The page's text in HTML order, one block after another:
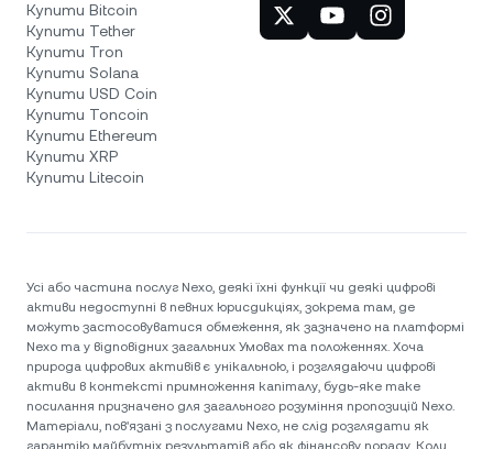
Купити Bitcoin
Купити Tether
Купити Tron
Купити Solana
Купити USD Coin
Купити Toncoin
Купити Ethereum
Купити XRP
Купити Litecoin
Усі або частина послуг Nexo, деякі їхні функції чи деякі цифрові
активи недоступні в певних юрисдикціях, зокрема там, де
можуть застосовуватися обмеження, як зазначено на платформі
Nexo та у відповідних загальних Умовах та положеннях. Хоча
природа цифрових активів є унікальною, і розглядаючи цифрові
активи в контексті примноження капіталу, будь-яке таке
посилання призначено для загального розуміння пропозицій Nexo.
Матеріали, пов'язані з послугами Nexo, не слід розглядати як
гарантію майбутніх результатів або як фінансову пораду. Коли